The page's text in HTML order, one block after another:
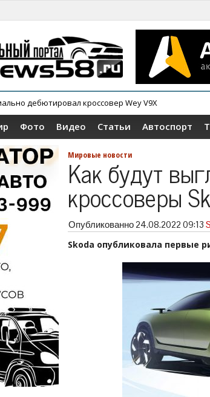
дебютировал кроссовер Wey V9X
снял с конвейера кроссовер Tenet T4
Фото Видео Статьи Автоспорт
Мировые новости
Как будут
кроссоверы
Опубликованно24.08.2022 09:13
Skoda опубликовала первые